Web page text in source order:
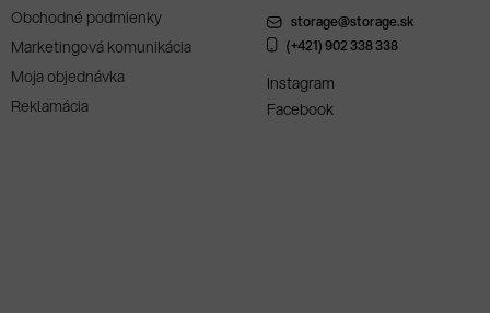
Obchodné podmienky
Marketingová komunikácia
Moja objednávka
Reklamácia
storage@storage.sk
(+421) 902 338 338
Instagram
Facebook